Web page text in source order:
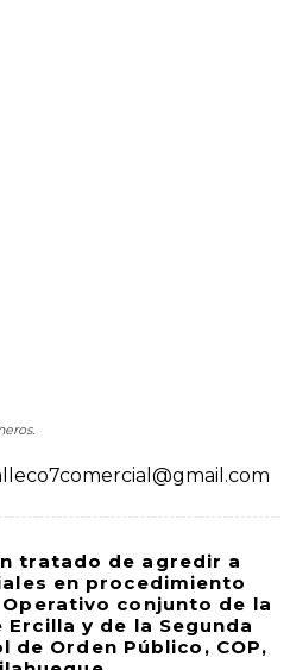
tratado de agredir a
en procedimiento
conjunto de la
y de la Segunda
de Orden Público, COP,